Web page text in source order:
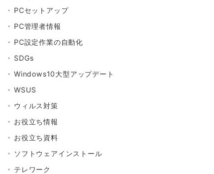
PCセットアップ
PC管理者情報
PC設定作業の自動化
SDGs
Windows10大型アップデート
WSUS
ウィルス対策
お役立ち情報
お役立ち資料
ソフトウェアインストール
テレワーク